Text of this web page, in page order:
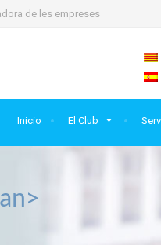
de les empreses
Inicio El Club